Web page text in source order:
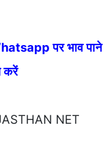
पर भाव पाने
करें
NET